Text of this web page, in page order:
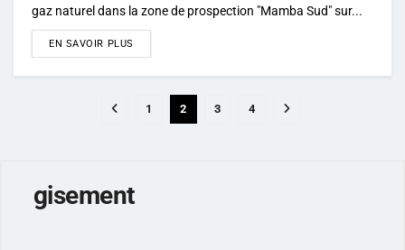
gaz naturel dans la zone de prospection "Mamba Sud" sur...
EN SAVOIR PLUS
1 2 3 4
gisement